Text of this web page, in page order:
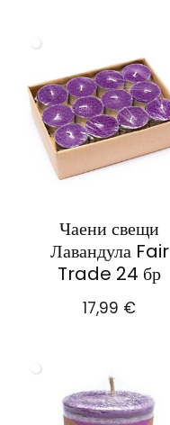
Чаени свещи
Лавандула Fair
Trade 24 бр
17,99 €